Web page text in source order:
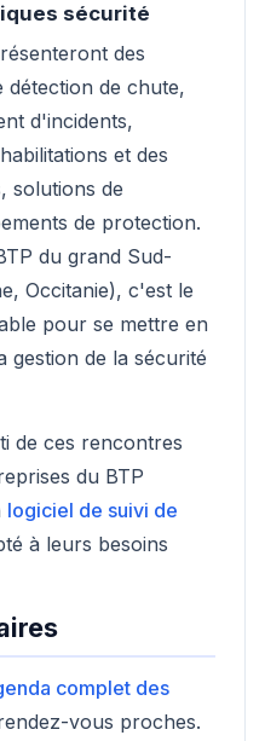
sécurité
des
détection de chute,
d'incidents,
et des
solutions de
de protection.
du grand Sud-
Occitanie), c'est le
pour se mettre en
gestion de la sécurité
de ces rencontres
du BTP
logiciel de suivi de
à leurs besoins
complet des
vous proches.